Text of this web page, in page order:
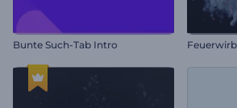
Bunte Such-Tab Intro